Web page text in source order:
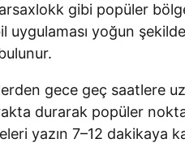
gibi popüler
yoğun
gece geç saatlere
durarak popüler
yazın 7–12 dakikaya